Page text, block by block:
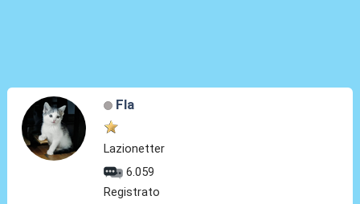
Fla
Lazionetter
6.059
Registrato